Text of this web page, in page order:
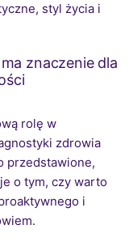
styl życia i
znaczenie dla
rolę w
zdrowia
przedstawione,
o tym, czy warto
i